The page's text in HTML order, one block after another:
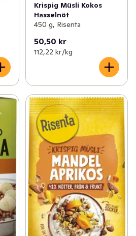
Krispig Müsli Kokos
Hasselnöt
450 g, Risenta
50,50 kr
112,22 kr /kg